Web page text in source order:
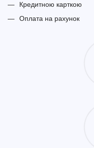
Кредитною карткою
Оплата на рахунок